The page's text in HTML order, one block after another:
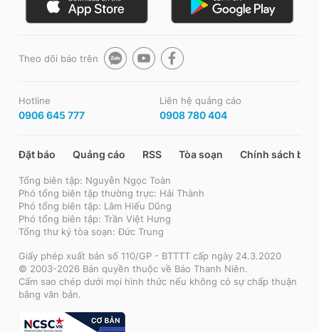
Theo dõi báo trên
Hotline
0906 645 777
Liên hệ quảng cáo
0908 780 404
Đặt báo Quảng cáo RSS Tòa soạn Chính sách bảo
Tổng biên tập: Nguyễn Ngọc Toàn
Phó tổng biên tập thường trực: Hải Thành
Phó tổng biên tập: Lâm Hiếu Dũng
Phó tổng biên tập: Trần Việt Hưng
Tổng thư ký tòa soạn: Đức Trung
Giấy phép xuất bản số 110/GP - BTTTT cấp ngày 24.3.2020
© 2003-2026 Bản quyền thuộc về Báo Thanh Niên.
Cấm sao chép dưới mọi hình thức nếu không có sự chấp thuận
bằng văn bản.